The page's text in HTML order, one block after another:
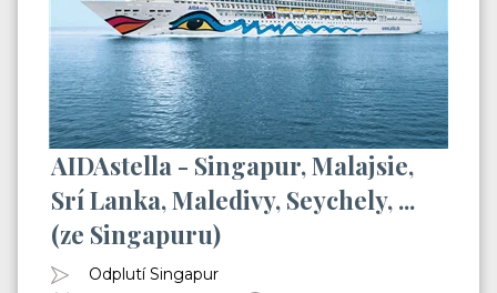
AIDAstella - Singapur, Malajsie,
Srí Lanka, Maledivy, Seychely, ...
(ze Singapuru)
Odplutí Singapur